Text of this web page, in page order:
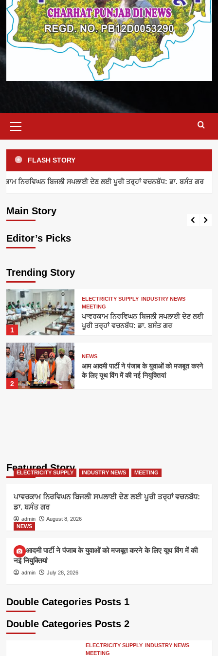
Menu
FLASH STORY
ਨਿਰਵਿਘਨ ਬਿਜਲੀ ਸਪਲਾਈ ਦੇਣ ਲਈ ਪੂਰੀ ਤਰ੍ਹਾਂ ਵਚਨਬੱਧ: ਡਾ. ਬਸੰਤ ਗਰ
Main Story
ELECTRICITY SUPPLY INDUSTRY NEWS MEETING
admin August 8, 2026
Editor’s Picks
Trending Story
1
ELECTRICITY SUPPLY INDUSTRY NEWS
MEETING
ਪਾਵਰਕਾਮ ਨਿਰਵਿਘਨ ਬਿਜਲੀ ਸਪਲਾਈ ਦੇਣ ਲਈ
ਪੂਰੀ ਤਰ੍ਹਾਂ ਵਚਨਬੱਧ: ਡਾ. ਬਸੰਤ ਗਰ
2
NEWS
आम आदमी पार्टी ने पंजाब के युवाओं को मजबूत करने
के लिए यूथ विंग में की नई नियुक्तियां
Featured Story
ELECTRICITY SUPPLY INDUSTRY NEWS MEETING
ਪਾਵਰਕਾਮ ਨਿਰਵਿਘਨ ਬਿਜਲੀ ਸਪਲਾਈ ਦੇਣ ਲਈ ਪੂਰੀ ਤਰ੍ਹਾਂ ਵਚਨਬੱਧ:
ਡਾ. ਬਸੰਤ ਗਰ
admin
August 8, 2026
NEWS
आम आदमी पार्टी ने पंजाब के युवाओं को मजबूत करने के लिए यूथ विंग में की
नई नियुक्तियां
admin July 28, 2026
Double Categories Posts 1
Double Categories Posts 2
ELECTRICITY SUPPLY INDUSTRY NEWS
MEETING